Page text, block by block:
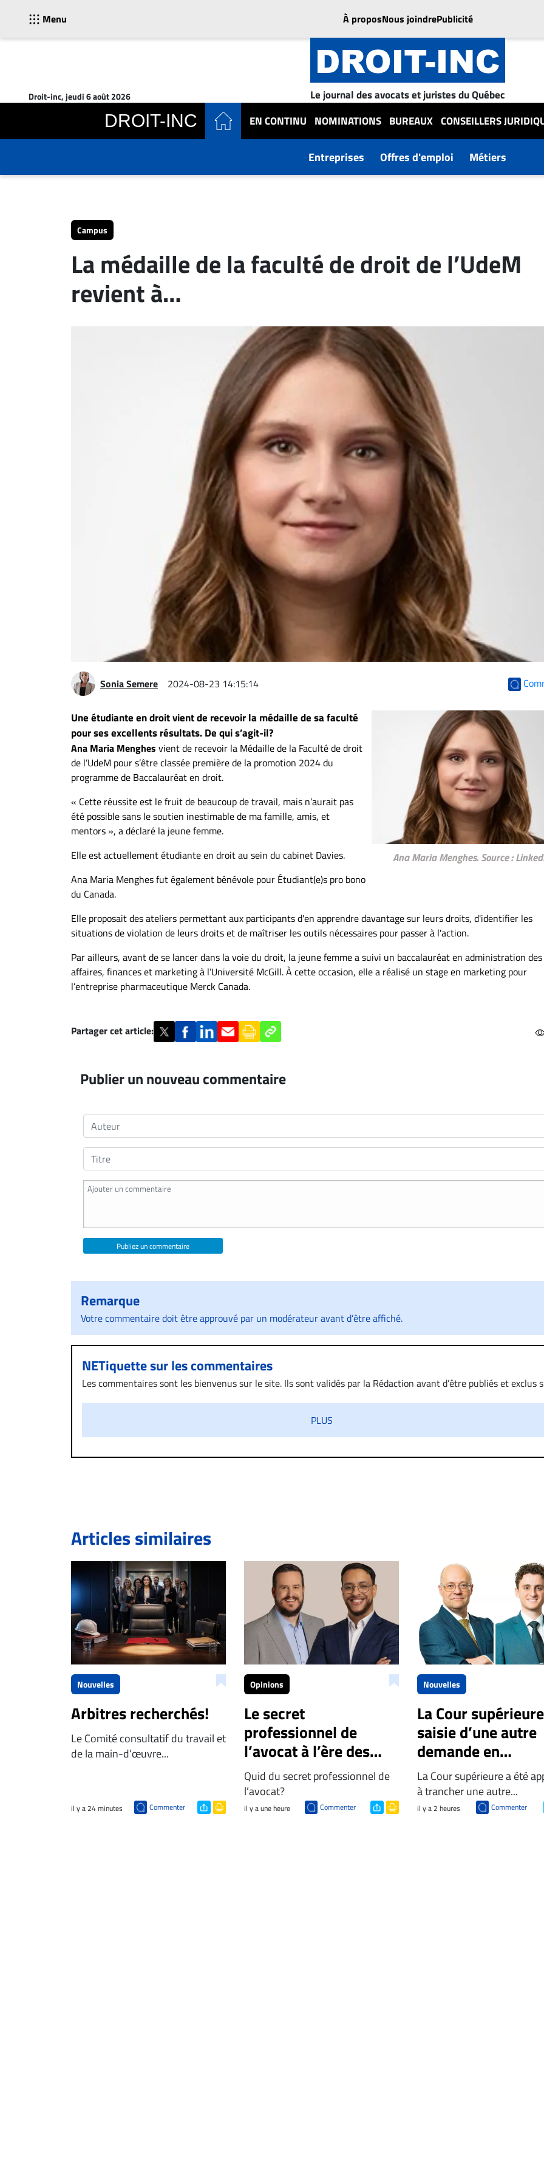
Menu À proposNous joindrePublicité
Droit-inc, jeudi 6 août 2026 Le journal des avocats et juristes du Québec
DROIT-INC EN CONTINU NOMINATIONS BUREAUX CONSEILLERS
Entreprises Offres d'emploi Métiers
En
Nominations
Conseillers
CARRIÈRE
recrutements
TROUVEZ-
confidentialité
Campus
La médaille de la faculté de droit de l’UdeM
revient à…
Sonia Semere 2024-08-23 14:15:14
Ana Maria Menghes. Source :
Une étudiante en droit vient de recevoir la médaille de sa faculté
pour ses excellents résultats. De qui s’agit-il?
Ana Maria Menghes vient de recevoir la Médaille de la Faculté de droit
de l’UdeM pour s’être classée première de la promotion 2024 du
programme de Baccalauréat en droit.
« Cette réussite est le fruit de beaucoup de travail, mais n’aurait pas
été possible sans le soutien inestimable de ma famille, amis, et
mentors », a déclaré la jeune femme.
Elle est actuellement étudiante en droit au sein du cabinet Davies.
Ana Maria Menghes fut également bénévole pour Étudiant(e)s pro bono
du Canada.
Elle proposait des ateliers permettant aux participants d'en apprendre davantage sur leurs droits, d'identifier les
situations de violation de leurs droits et de maîtriser les outils nécessaires pour passer à l'action.
Par ailleurs, avant de se lancer dans la voie du droit, la jeune femme a suivi un baccalauréat en administration des
affaires, finances et marketing à l’Université McGill. À cette occasion, elle a réalisé un stage en marketing pour
l’entreprise pharmaceutique Merck Canada.
Partager cet article:
Publier un nouveau commentaire
Publiez un commentaire
Remarque
Votre commentaire doit être approuvé par un modérateur avant d’être affiché.
NETiquette sur les commentaires
Les commentaires sont les bienvenus sur le site. Ils sont validés par la Rédaction avant d’être publiés et exclus
Si votre demande apparait légitime, le commentaire sera retiré sur le champ. Vous pouvez également utiliser
l’espace dédié aux commentaires pour publier, dans les mêmes conditions de validation, un droit de réponse.
PLUS
Articles similaires
Nouvelles
Arbitres recherchés!
Le Comité consultatif du travail et
de la main-d’œuvre...
il y a 24 minutes Commenter
Opinions
Le secret
professionnel de
l’avocat à l’ère des
outils d’IA
(intelligence
artificielle) publics
Quid du secret professionnel de
l’avocat?
il y a une heure Commenter
Nouvelles
La Cour supérieure
saisie d’une autre
demande en
déclaration
d’inhabilité
La Cour supérieure a été
à trancher une autre...
il y a 2 heures Commenter